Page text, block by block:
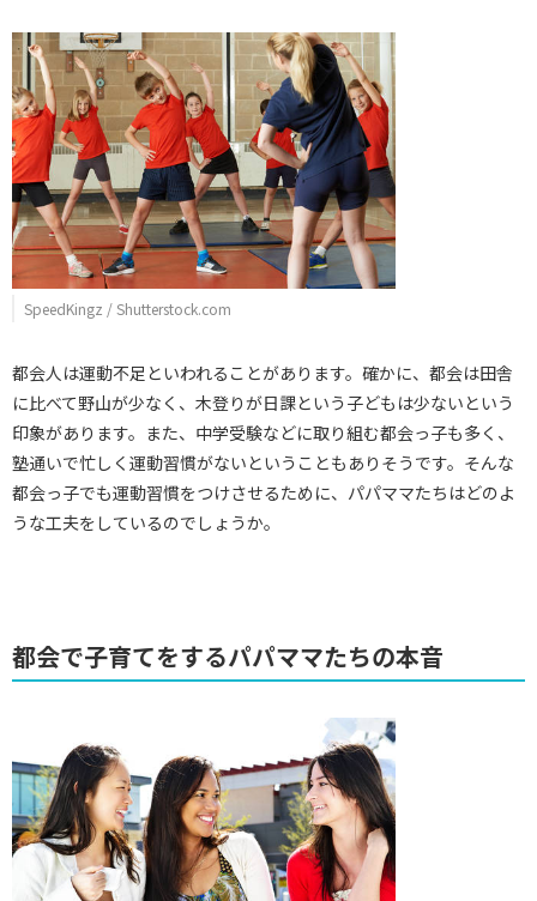
SpeedKingz / Shutterstock.com
都会人は運動不足といわれることがあります。確かに、都会は田舎
に比べて野山が少なく、木登りが日課という子どもは少ないという
印象があります。また、中学受験などに取り組む都会っ子も多く、
塾通いで忙しく運動習慣がないということもありそうです。そんな
都会っ子でも運動習慣をつけさせるために、パパママたちはどのよ
うな工夫をしているのでしょうか。
都会で子育てをするパパママたちの本音